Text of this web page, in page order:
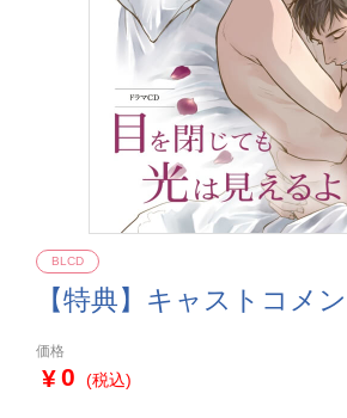
【特典】キャストコメ
BLCD
価格
0 (税込)